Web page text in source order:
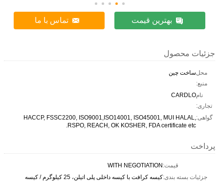
بهترین قیمت تماس با ما
جزئیات محصول
محل
منبع:
ساخت چین
نام
تجاری:
CARDLO
گواهی:HACCP, FSSC2200, ISO9001,ISO14001, ISO45001, MUI HALAL,
RSPO, REACH, OK KOSHER, FDA certificate etc.
پرداخت
قیمت:WITH NEGOTIATION
جزئیات بسته بندی:کیسه کرافت با کیسه داخلی پلی اتیلن، 25 کیلوگرم / کیسه